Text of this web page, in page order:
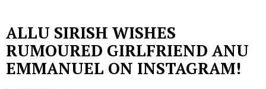
ALLU SIRISH WISHES
RUMOURED GIRLFRIEND ANU
EMMANUEL ON INSTAGRAM!